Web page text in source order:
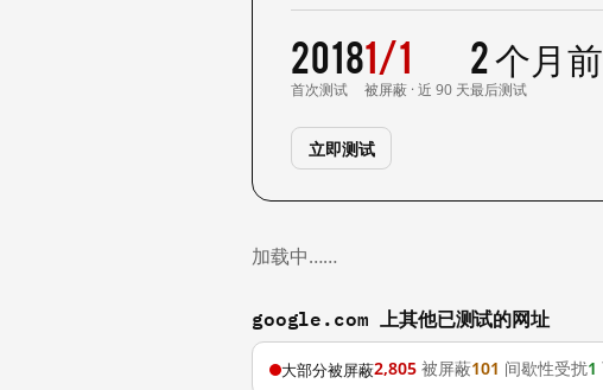
2018
首次测试
1/1
被屏蔽 · 近 90 天
2 个月前
最后测试
立即测试
加载中……
google.com 上其他已测试的网址
大部分被屏蔽2,805 被屏蔽101 间歇性受扰1